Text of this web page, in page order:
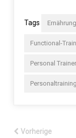
Tags
Functional-
Personal Trainer
Personaltraining
Vorherige